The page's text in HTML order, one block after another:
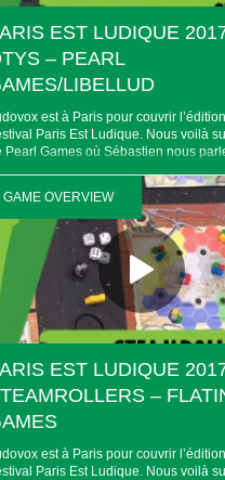
EST LUDIQUE
– PEARL
LIBELLUD
est à Paris pour couvrir
Paris Est Ludique. Nous voilà
Pearl Games où Sébastien nous
GAME OVERVIEW
EST LUDIQUE
–
est à Paris pour couvrir
Paris Est Ludique. Nous voilà